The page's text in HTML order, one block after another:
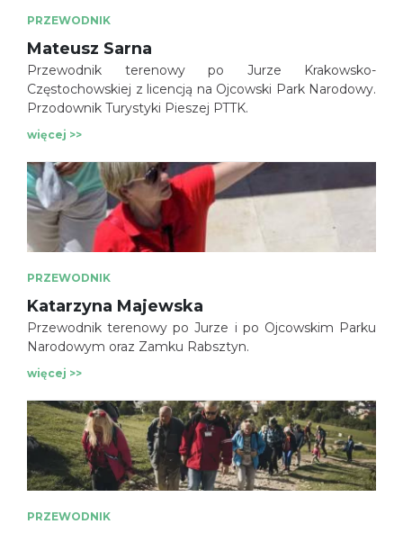
PRZEWODNIK
Mateusz Sarna
Przewodnik terenowy po Jurze Krakowsko-
Częstochowskiej z licencją na Ojcowski Park Narodowy.
Przodownik Turystyki Pieszej PTTK.
więcej >>
PRZEWODNIK
Katarzyna Majewska
Przewodnik terenowy po Jurze i po Ojcowskim Parku
Narodowym oraz Zamku Rabsztyn.
więcej >>
PRZEWODNIK